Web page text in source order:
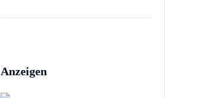
Anzeigen